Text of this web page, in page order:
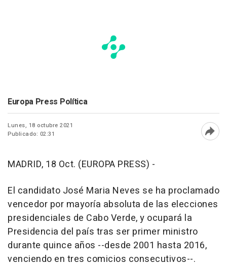
Europa Press Política
Lunes, 18 octubre 2021
Publicado: 02:31
MADRID, 18 Oct. (EUROPA PRESS) -
El candidato José Maria Neves se ha proclamado
vencedor por mayoría absoluta de las elecciones
presidenciales de Cabo Verde, y ocupará la
Presidencia del país tras ser primer ministro
durante quince años --desde 2001 hasta 2016,
venciendo en tres comicios consecutivos--.